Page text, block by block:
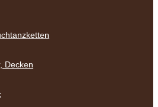
Decken